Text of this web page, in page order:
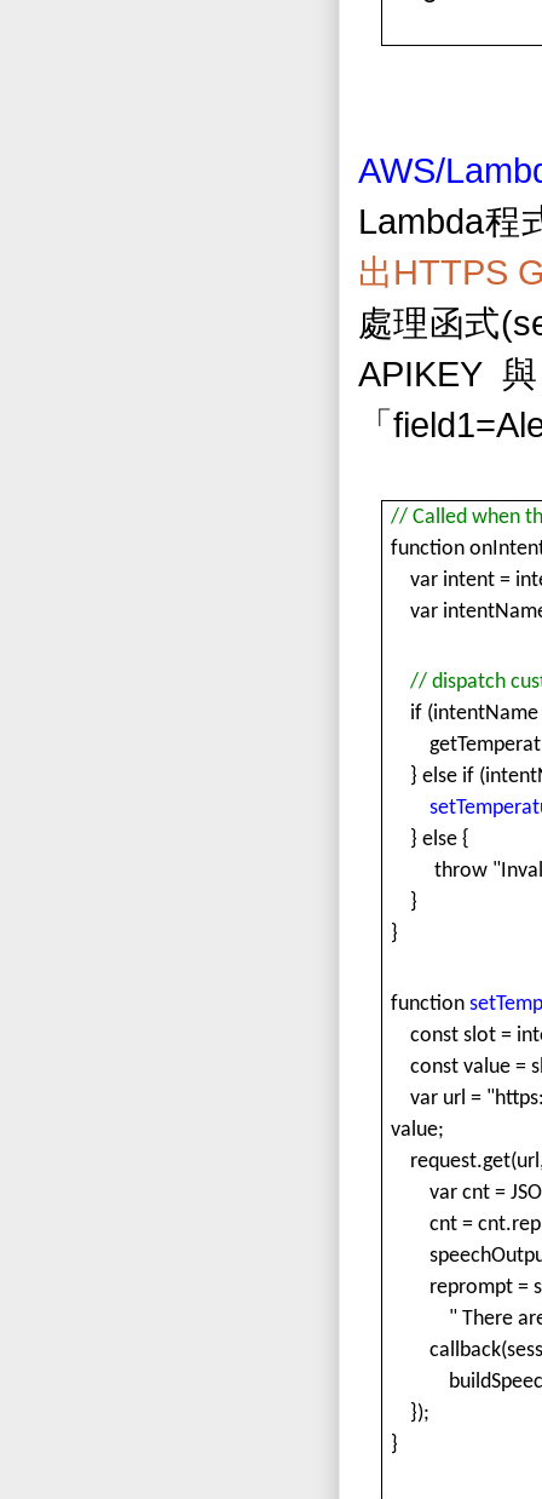
AWS/
Lambda程
出HTTPS
處理函式
APIKEY
「 field1=
// Called when
function
var intent =
var
// dispatch
if (intentName
} else if
} else {
throw
}
}
function
const slot =
const value =
var url =
value;
var cnt =
cnt =
speechOutput
reprompt =
" There are
});
}